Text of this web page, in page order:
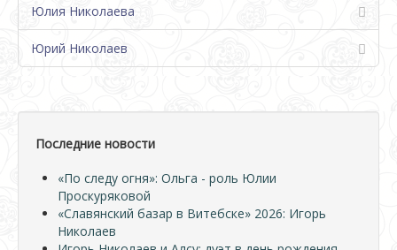
Юлия Николаева
Юрий Николаев
Последние новости
«По следу огня»: Ольга - роль Юлии
Проскуряковой
«Славянский базар в Витебске» 2026: Игорь
Николаев